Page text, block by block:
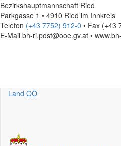
Bezirkshauptmannschaft Ried
Parkgasse 1 • 4910 Ried im Innkreis
Telefon (+43 7752) 912-0 • Fax (+43
E-Mail bh-ri.post@ooe.gv.at •
Land OÖ